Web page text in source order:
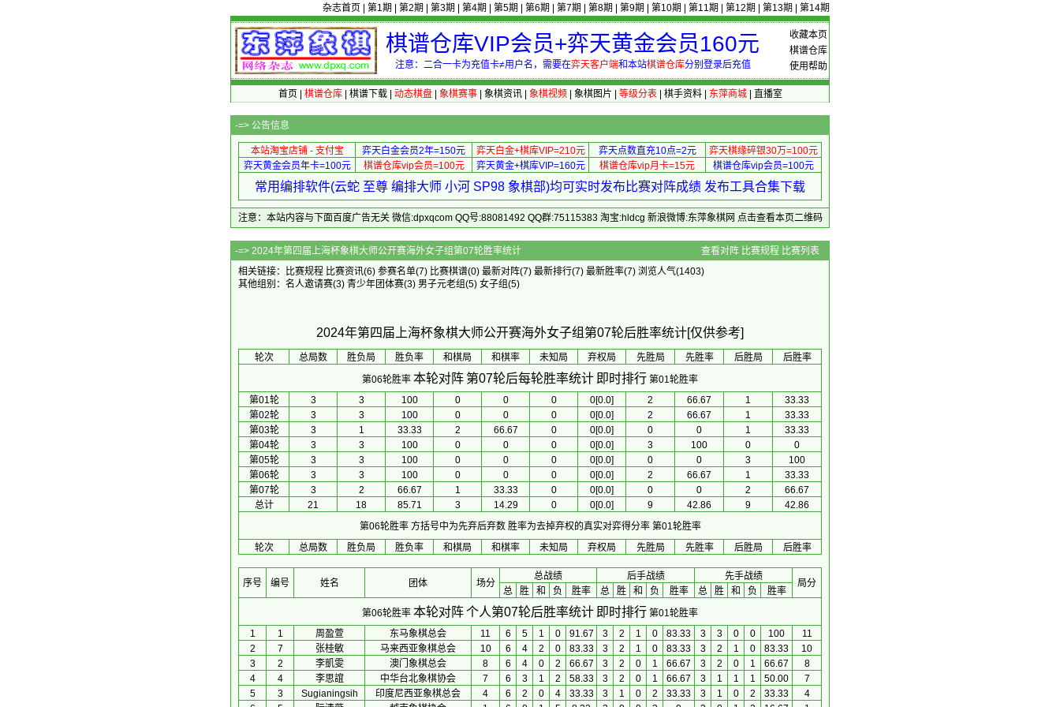
杂志首页 第1期 第2期 第3期 第4期 第5期 第6期 第7期 第8期 第9期 第10期 第11期 第12期 第13期 第14期
收藏本页
棋谱仓库
使用帮助
棋谱仓库VIP会员+弈天黄金会员160元
注意：二合一卡为充值卡≠用户名，需要在弈天客户端和本站棋谱仓库分别登录后充值
首页 棋谱仓库| 棋谱下载| 动态棋盘| 象棋赛事| 象棋资讯| 象棋视频 象棋图片 等级分表| 棋手资料| 东萍商城| 直播室
-=> 公告信息
本站淘宝店铺 - 支付宝 弈天白金会员2年=150元 弈天白金+棋库VIP=210元 弈天点数直充10点=2元
弈天棋缘碎银30万=100元
弈天黄金会员年卡=100元
棋谱仓库vip会员=100元 弈天黄金+棋库VIP=160元 棋谱仓库vip月卡=15元 棋谱仓库vip会员=100元
常用编排软件(云蛇 至尊 编排大师 小河 SP98 象棋部)均可实时发布比赛对阵成绩 发布工具合集下载
注意：本站内容与下面百度广告无关 微信:dpxqcom QQ号:88081492 QQ群:75115383 淘宝:hldcg 新浪微博:东萍象棋网 点击查看本页二维码
-=> 2024年第四届上海杯象棋大师公开赛海外女子组第07轮胜率统计 查看对阵 比赛规程 比赛列表
相关链接：
比赛规程 比赛资讯(6) 参赛名单(7) 比赛棋谱(0) 最新对阵(7) 最新排行(7) 最新胜率(7) 浏览人气(1403)
其他组别： 名人邀请赛(3) 青少年团体赛(3) 男子元老组(5) 女子组(5)
2024年第四届上海杯象棋大师公开赛海外女子组第07轮后胜率统计[仅供参考]
轮次 总局数 胜负局 胜负率 和棋局 和棋率 未知局 弃权局 先胜局 先胜率 后胜局
后胜率
第06轮胜率 本轮对阵 第07轮后每轮胜率统计 即时排行 第01轮胜率
第01轮
3 3 100 0 0 0 0[0.0] 2 66.67 1
33.33
第02轮
3 3 100 0 0 0 0[0.0] 2 66.67 1
33.33
第03轮
3 1 33.33 2 66.67 0 0[0.0] 0 0 1
33.33
第04轮
3 3 100 0 0 0 0[0.0] 3 100 0
0
第05轮
3 3 100 0 0 0 0[0.0] 0 0 3
100
第06轮
3 3 100 0 0 0 0[0.0] 2 66.67 1
33.33
第07轮
3 2 66.67 1 33.33 0 0[0.0] 0 0 2
66.67
总计
21 18 85.71 3 14.29 0 0[0.0] 9 42.86 9
42.86
第06轮胜率方括号中为先弃后弃数 胜率为去掉弃权的真实对弈得分率 第01轮胜率
轮次
总局数 胜负局 胜负率 和棋局 和棋率 未知局 弃权局 先胜局 先胜率 后胜局 后胜率
序号 编号 姓名 团体 场分
总战绩 后手战绩 先手战绩
局分
总 胜 和 负 胜率 总 胜 和 负 胜率 总 胜 和 负
胜率
第06轮胜率 本轮对阵个人第07轮后胜率统计 即时排行 第01轮胜率
1
1 周盈萱 东马象棋总会 11 6 5 1 0 91.67 3 2 1 0 83.33 3 3 0 0 100
11
2
7 张桂敏 马来西亚象棋总会 10 6 4 2 0 83.33 3 2 1 0 83.33 3 2 1 0 83.33
10
3
2 李凱雯 澳门象棋总会 8 6 4 0 2 66.67 3 2 0 1 66.67 3 2 0 1 66.67
8
4
4 李思誼 中华台北象棋协会 7 6 3 1 2 58.33 3 2 0 1 66.67 3 1 1 1 50.00
7
5
3 Sugianingsih 印度尼西亚象棋总会 4 6 2 0 4 33.33 3 1 0 2 33.33 3 1 0 2 33.33
4